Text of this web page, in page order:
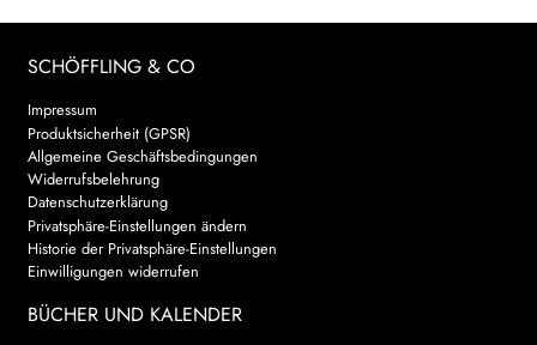
SCHÖFFLING & CO
Impressum
Produktsicherheit (GPSR)
Allgemeine Geschäftsbedingungen
Widerrufsbelehrung
Datenschutzerklärung
Privatsphäre-Einstellungen ändern
Historie der Privatsphäre-Einstellungen
Einwilligungen widerrufen
BÜCHER UND KALENDER